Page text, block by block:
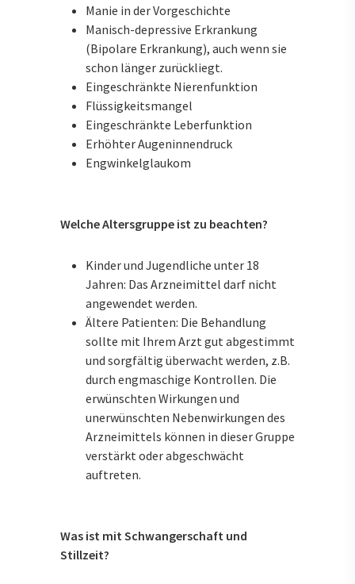
Manie in der Vorgeschichte
Manisch-depressive Erkrankung
(Bipolare Erkrankung), auch wenn sie
schon länger zurückliegt.
Eingeschränkte Nierenfunktion
Flüssigkeitsmangel
Eingeschränkte Leberfunktion
Erhöhter Augeninnendruck
Engwinkelglaukom
Welche Altersgruppe ist zu beachten?
Kinder und Jugendliche unter 18
Jahren: Das Arzneimittel darf nicht
angewendet werden.
Ältere Patienten: Die Behandlung
sollte mit Ihrem Arzt gut abgestimmt
und sorgfältig überwacht werden, z.B.
durch engmaschige Kontrollen. Die
erwünschten Wirkungen und
unerwünschten Nebenwirkungen des
Arzneimittels können in dieser Gruppe
verstärkt oder abgeschwächt
auftreten.
Was ist mit Schwangerschaft und
Stillzeit?